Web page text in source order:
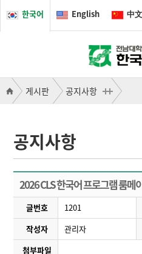
한국어 English 中文
게시판 공지사항
공지사항
2026 CLS 한국어 프로그램 룸메
글번호 1201
작성자
관리자
첨부파일